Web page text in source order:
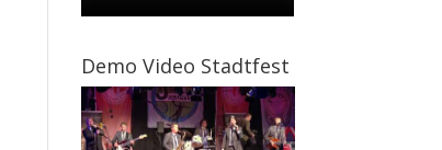
Demo Video Stadtfest